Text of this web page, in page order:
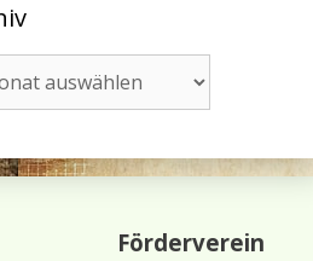
Förderverein